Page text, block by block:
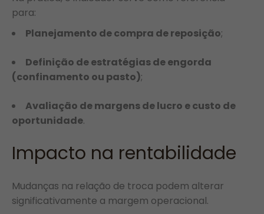
para:
Planejamento de compra de reposição;
Definição de estratégias de engorda
(confinamento ou pasto);
Avaliação de margens de lucro e custo de
oportunidade.
Impacto na rentabilidade
Mudanças na relação de troca podem alterar
significativamente a margem operacional.